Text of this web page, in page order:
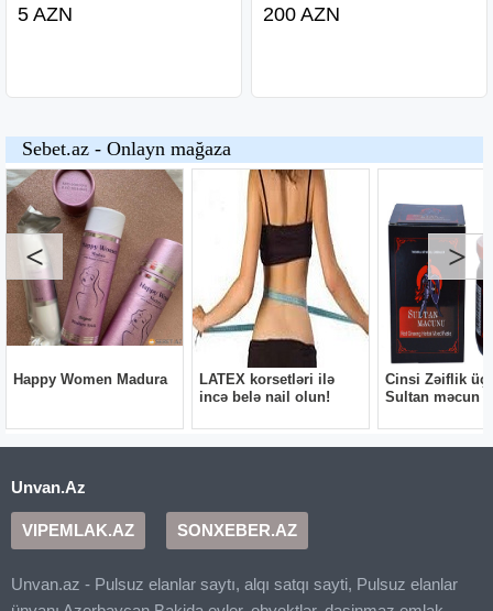
5 AZN 200 AZN
Unvan.Az
VIPEMLAK.AZ SONXEBER.AZ
Unvan.az - Pulsuz elanlar saytı, alqı satqı sayti, Pulsuz elanlar